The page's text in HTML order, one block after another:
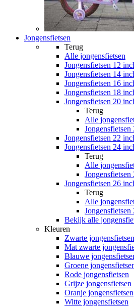
Jongensfietsen
Terug
Alle jongensfietsen
Jongensfietsen 12
Jongensfietsen 14
Jongensfietsen 16
Jongensfietsen 18
Jongensfietsen 20
Terug
Alle
Jongensfietsen 22
Jongensfietsen 24
Terug
Alle
Jongensfietsen 26
Terug
Alle
Bekijk alle
Kleuren
Zwarte jongensfietsen
Mat zwarte
Blauwe
Groene
Rode jongensfietsen
Grijze jongensfietsen
Oranje jongensfietsen
Witte jongensfietsen